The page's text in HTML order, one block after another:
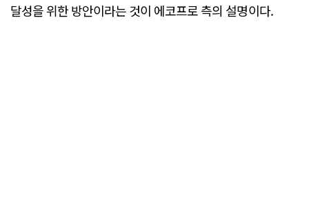
달성을 위한 방안이라는 것이 에코프로 측의 설명이다.